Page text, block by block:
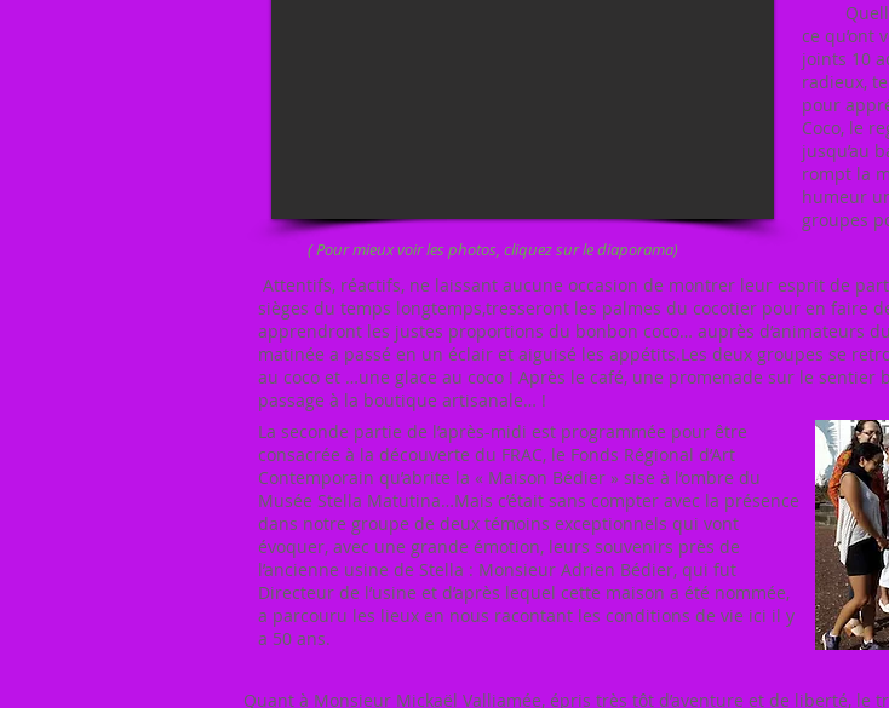
Quelles
ce qu’ont
joints 10
radieux,
pour
Coco, le
jusqu’au
rompt la
humeur
groupes
( Pour mieux voir les photos, cliquez sur le diaporama)
Attentifs, réactifs, ne laissant aucune occasion de montrer leur esprit de
sièges du temps longtemps,tresseront les palmes du cocotier pour en faire
apprendront les justes proportions du bonbon coco… auprès d’animateurs
matinée a passé en un éclair et aiguisé les appétits.Les deux groupes se
au coco et …une glace au coco ! Après le café, une promenade sur le
passage à la boutique artisanale… !
La seconde partie de l’après-midi est programmée pour être
consacrée à la découverte du FRAC, le Fonds Régional d’Art
Contemporain qu’abrite la « Maison Bédier » sise à l’ombre du
Musée Stella Matutina…Mais c’était sans compter avec la présence
dans notre groupe de deux témoins exceptionnels qui vont
évoquer, avec une grande émotion, leurs souvenirs près de
l’ancienne usine de Stella : Monsieur Adrien Bédier, qui fut
Directeur de l’usine et d’après lequel cette maison a été nommée,
a parcouru les lieux en nous racontant les conditions de vie ici il y
a 50 ans.
Quant à Monsieur Mickaël Valliamée, épris très tôt d’aventure et de liberté, le